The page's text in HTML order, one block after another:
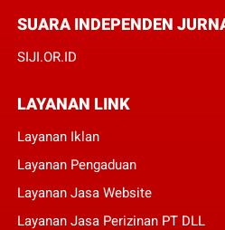
SUARA INDEPENDEN
SIJI.OR.ID
LAYANAN LINK
Layanan Iklan
Layanan Pengaduan
Layanan Jasa Website
Layanan Jasa Perizinan PT DLL